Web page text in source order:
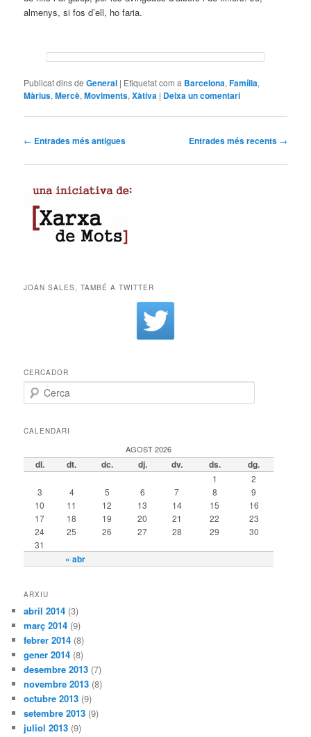
almenys, si fos d’ell, ho faria.
Publicat dins de General | Etiquetat com a Barcelona,Família,
Màrius,Mercè,Moviments,Xàtiva | Deixa un comentari
Navegació per les entrades
← Entrades més antigues Entrades més recents →
JOAN SALES, TAMBÉ A TWITTER
CERCADOR
Cerca
CALENDARI
AGOST 2026
dl. dt. dc. dj. dv. ds. dg.
« abr
1
2
3
4 5 6 7 8
9
10
11 12 13 14 15
16
17
18 19 20 21 22
23
24
25 26 27 28 29
30
31
ARXIU
abril 2014 (3)
març 2014 (9)
febrer 2014 (8)
gener 2014 (8)
desembre 2013 (7)
novembre 2013 (8)
octubre 2013 (9)
setembre 2013 (9)
juliol 2013 (9)